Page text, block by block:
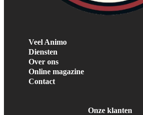
Veel Animo
Diensten
Over ons
Online magazine
Contact
Onze klanten